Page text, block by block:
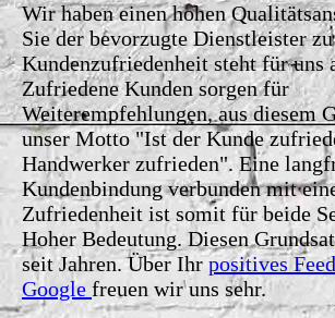
Wir haben einen hohen
Sie der bevorzugte Dienstleister
Kundenzufriedenheit steht für uns
Zufriedene Kunden sorgen für
Weiterempfehlungen, aus diesem
unser Motto "Ist der Kunde
Handwerker zufrieden". Eine
Kundenbindung verbunden mit
Zufriedenheit ist somit für beide
Hoher Bedeutung. Diesen
seit Jahren. Über Ihr positives
Google freuen wir uns sehr.